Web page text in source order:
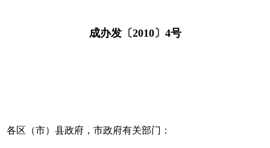
成办发〔2010〕4号
各区（市）县政府，市政府有关部门：